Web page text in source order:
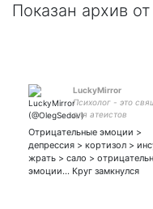
Показан архив от
LuckyMirror
Психолог - это
для атеистов
Отрицательные эмоции >
депрессия > кортизол >
жрать > сало >
эмоции... Круг замкнулся